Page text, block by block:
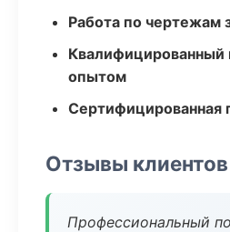
Работа по чертежам
Квалифицированный
опытом
Сертифицированная
Отзывы клиентов
Профессиональный